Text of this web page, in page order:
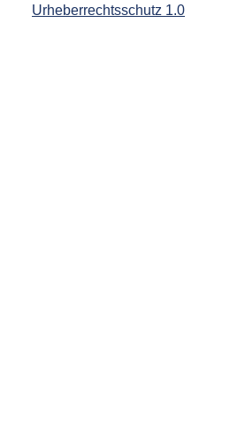
Urheberrechtsschutz 1.0